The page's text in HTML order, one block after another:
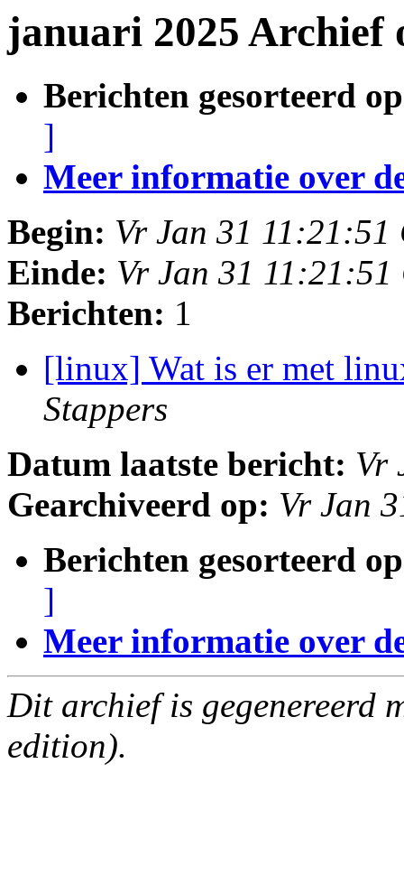
januari 2025 Archief
Berichten gesorteerd
]
Meer informatie over
Begin: Vr Jan 31 11:21:51
Einde: Vr Jan 31 11:21:51
Berichten: 1
[linux] Wat is er met
Stappers
Datum laatste bericht: Vr
Gearchiveerd op: Vr Jan
Berichten gesorteerd
]
Meer informatie over
Dit archief is gegenereerd
edition).